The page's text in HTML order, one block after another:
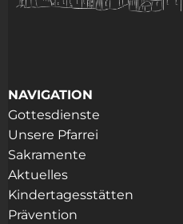
NAVIGATION
Gottesdienste
Unsere Pfarrei
Sakramente
Aktuelles
Kindertagesstätten
Prävention